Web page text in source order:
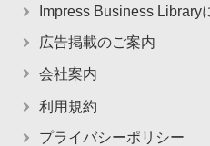
Impress Business Library
広告掲載のご案内
会社案内
利用規約
プライバシーポリシー